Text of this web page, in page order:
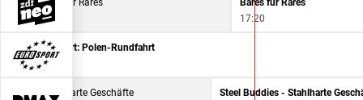
Bares für Rares
16:30
Bares für Rares
17:20
Radsport: Polen-Rundfahrt
16:30
- Stahlharte Geschäfte
Steel Buddies - Stahlharte